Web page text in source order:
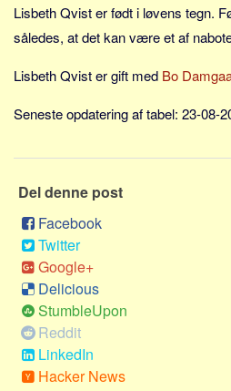
Køb og salg
Skatter og afgifter
Alle
Meta
Dokumenttyper
Emner
Skribenter
Personer
Steder
Lisbeth Qvist er født i løvens tegn.
således, at det kan være et af
Lisbeth Qvist er gift med Bo
Seneste opdatering af tabel: 23-08-
Del denne post
Facebook
Twitter
Google+
Delicious
StumbleUpon
Reddit
LinkedIn
Hacker News